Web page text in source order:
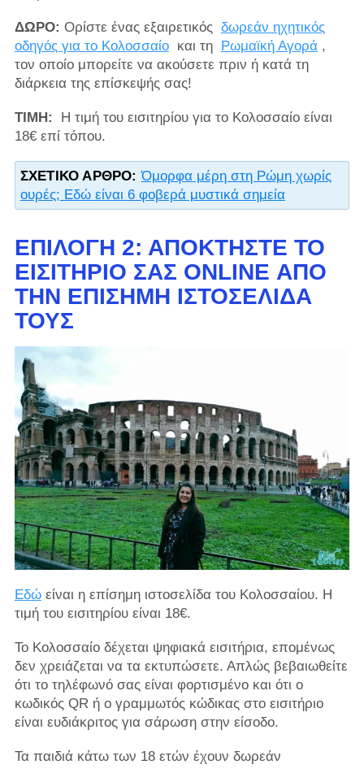
ΔΩΡΟ: Ορίστε ένας εξαιρετικός δωρεάν ηχητικός
οδηγός για το Κολοσσαίοκαι τη Ρωμαϊκή Αγορά,
τον οποίο μπορείτε να ακούσετε πριν ή κατά τη
διάρκεια της επίσκεψής σας!
ΤΙΜΗ:
Η τιμή του εισιτηρίου για το Κολοσσαίο είναι
18€ επί τόπου.
ΣΧΕΤΙΚΌ ΆΡΘΡΟ:Όμορφα μέρη στη Ρώμη χωρίς
ουρές; Εδώ είναι 6 φοβερά μυστικά σημεία
ΕΠΙΛΟΓΉ 2: ΑΠΟΚΤΉΣΤΕ ΤΟ
ΕΙΣΙΤΉΡΙΌ ΣΑΣ ONLINE ΑΠΌ
ΤΗΝ ΕΠΊΣΗΜΗ ΙΣΤΟΣΕΛΊΔΑ
ΤΟΥΣ
Εδώείναι η επίσημη ιστοσελίδα του Κολοσσαίου. Η
τιμή του εισιτηρίου είναι 18€.
Το Κολοσσαίο δέχεται ψηφιακά εισιτήρια, επομένως
δεν χρειάζεται να τα εκτυπώσετε. Απλώς βεβαιωθείτε
ότι το τηλέφωνό σας είναι φορτισμένο και ότι ο
κωδικός QR ή ο γραμμωτός κώδικας στο εισιτήριο
είναι ευδιάκριτος για σάρωση στην είσοδο.
Τα παιδιά κάτω των 18 ετών έχουν δωρεάν